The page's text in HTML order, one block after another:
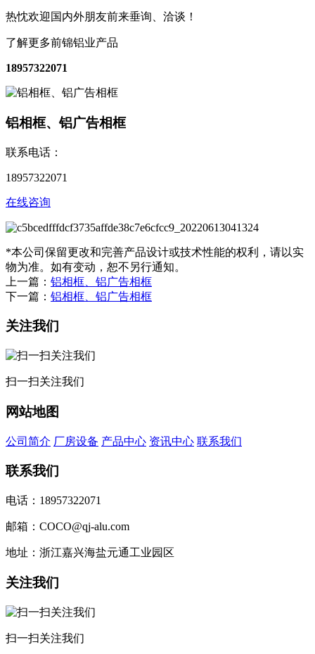
热忱欢迎国内外朋友前来垂询、洽谈！
了解更多前锦铝业产品
18957322071
铝相框、铝广告相框
联系电话：
18957322071
在线咨询
*本公司保留更改和完善产品设计或技术性能的权利，请以实
物为准。如有变动，恕不另行通知。
上一篇： 铝相框、铝广告相框
下一篇： 铝相框、铝广告相框
关注我们
扫一扫关注我们
网站地图
公司简介 厂房设备 产品中心 资讯中心 联系我们
联系我们
电话：18957322071
邮箱：COCO@qj-alu.com
地址：浙江嘉兴海盐元通工业园区
关注我们
扫一扫关注我们